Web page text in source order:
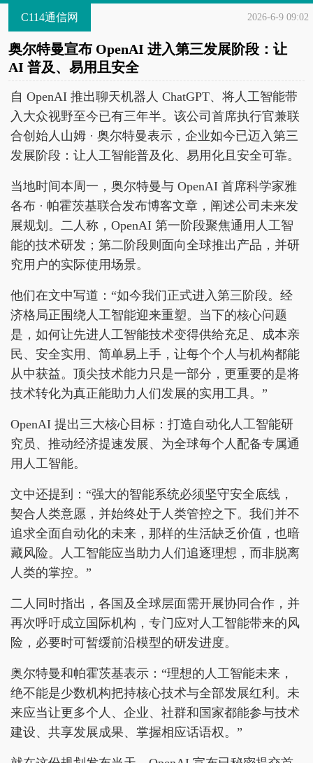
C114通信网 2026-6-9 09:02
奥尔特曼宣布 OpenAI 进入第三发展阶段：让
AI 普及、易用且安全
自 OpenAI 推出聊天机器人 ChatGPT、将人工智能带
入大众视野至今已有三年半。该公司首席执行官兼联
合创始人山姆 · 奥尔特曼表示，企业如今已迈入第三
发展阶段：让人工智能普及化、易用化且安全可靠。
当地时间本周一，奥尔特曼与 OpenAI 首席科学家雅
各布 · 帕霍茨基联合发布博客文章，阐述公司未来发
展规划。二人称，OpenAI 第一阶段聚焦通用人工智
能的技术研发；第二阶段则面向全球推出产品，并研
究用户的实际使用场景。
他们在文中写道：“如今我们正式进入第三阶段。经
济格局正围绕人工智能迎来重塑。当下的核心问题
是，如何让先进人工智能技术变得供给充足、成本亲
民、安全实用、简单易上手，让每个个人与机构都能
从中获益。顶尖技术能力只是一部分，更重要的是将
技术转化为真正能助力人们发展的实用工具。”
OpenAI 提出三大核心目标：打造自动化人工智能研
究员、推动经济提速发展、为全球每个人配备专属通
用人工智能。
文中还提到：“强大的智能系统必须坚守安全底线，
契合人类意愿，并始终处于人类管控之下。我们并不
追求全面自动化的未来，那样的生活缺乏价值，也暗
藏风险。人工智能应当助力人们追逐理想，而非脱离
人类的掌控。”
二人同时指出，各国及全球层面需开展协同合作，并
再次呼吁成立国际机构，专门应对人工智能带来的风
险，必要时可暂缓前沿模型的研发进度。
奥尔特曼和帕霍茨基表示：“理想的人工智能未来，
绝不能是少数机构把持核心技术与全部发展红利。未
来应当让更多个人、企业、社群和国家都能参与技术
建设、共享发展成果、掌握相应话语权。”